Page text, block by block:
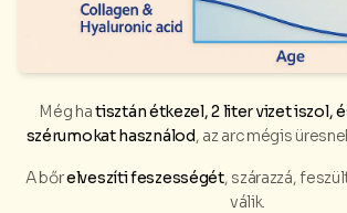
Még hatisztán étkezel, 2 liter vizet iszol,
szérumokat használod, az arc mégis
A bőrelveszíti feszességét, szárazzá,
válik.